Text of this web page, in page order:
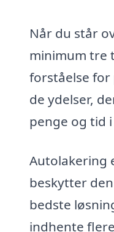
Når du står
minimum tre
forståelse for
de ydelser,
penge og tid
Autolakering
beskytter
bedste
indhente